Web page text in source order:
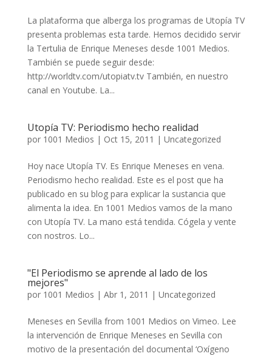
La plataforma que alberga los programas de Utopía TV
presenta problemas esta tarde. Hemos decidido servir
la Tertulia de Enrique Meneses desde 1001 Medios.
También se puede seguir desde:
http://worldtv.com/utopiatv.tv También, en nuestro
canal en Youtube. La...
Utopía TV: Periodismo hecho realidad
por 1001 Medios | Oct 15, 2011 | Uncategorized
Hoy nace Utopía TV. Es Enrique Meneses en vena.
Periodismo hecho realidad. Este es el post que ha
publicado en su blog para explicar la sustancia que
alimenta la idea. En 1001 Medios vamos de la mano
con Utopía TV. La mano está tendida. Cógela y vente
con nostros. Lo...
"El Periodismo se aprende al lado de los
mejores"
por 1001 Medios | Abr 1, 2011 | Uncategorized
Meneses en Sevilla from 1001 Medios on Vimeo. Lee
la intervención de Enrique Meneses en Sevilla con
motivo de la presentación del documental ‘Oxígeno